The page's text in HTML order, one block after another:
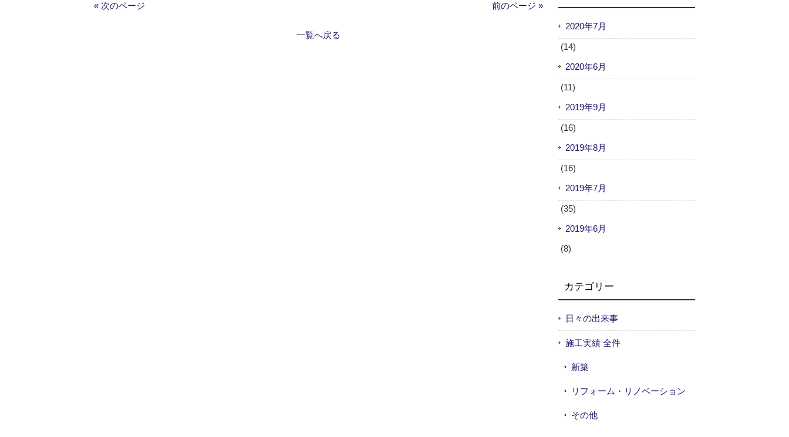
« 次のページ 前のページ »
一覧へ戻る
2020年7月
(14)
2020年6月
(11)
2019年9月
(16)
2019年8月
(16)
2019年7月
(35)
2019年6月
(8)
カテゴリー
日々の出来事
施工実績 全件
新築
リフォーム・リノベーション
その他